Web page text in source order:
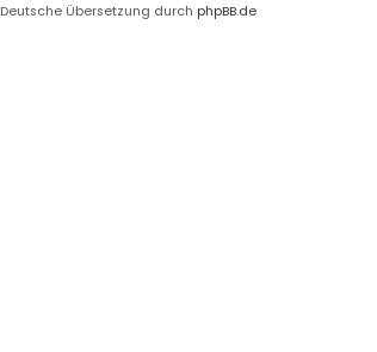
Deutsche Übersetzung durch phpBB.de